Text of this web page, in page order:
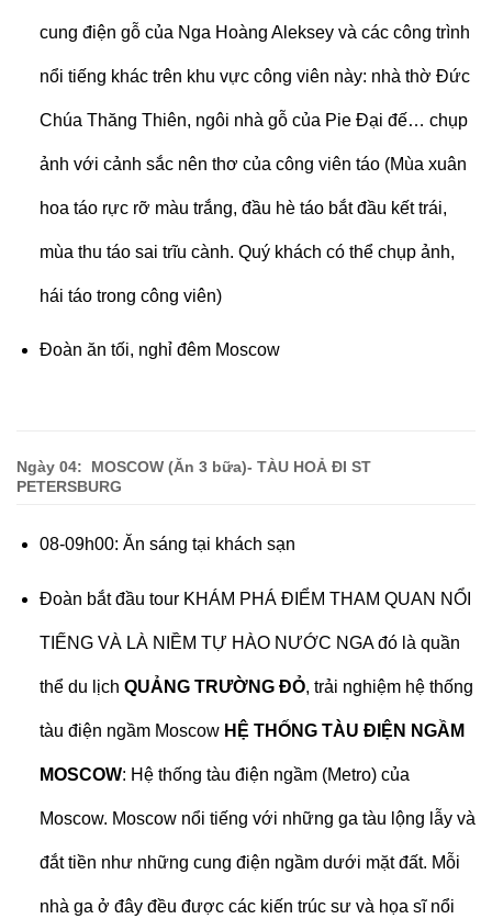
cung điện gỗ của Nga Hoàng Aleksey và các công trình
nổi tiếng khác trên khu vực công viên này: nhà thờ Đức
Chúa Thăng Thiên, ngôi nhà gỗ của Pie Đại đế… chụp
ảnh với cảnh sắc nên thơ của công viên táo (Mùa xuân
hoa táo rực rỡ màu trắng, đầu hè táo bắt đầu kết trái,
mùa thu táo sai trĩu cành. Quý khách có thể chụp ảnh,
hái táo trong công viên)
Đoàn ăn tối, nghỉ đêm Moscow
Ngày 04: MOSCOW (Ăn 3 bữa)- TÀU HOẢ ĐI ST
PETERSBURG
08-09h00: Ăn sáng tại khách sạn
Đoàn bắt đầu tour KHÁM PHÁ ĐIỂM THAM QUAN NỔI
TIẾNG VÀ LÀ NIỀM TỰ HÀO NƯỚC NGA đó là quần
thể du lịch QUẢNG TRƯỜNG ĐỎ, trải nghiệm hệ thống
tàu điện ngầm Moscow HỆ THỐNG TÀU ĐIỆN NGẦM
MOSCOW: Hệ thống tàu điện ngầm (Metro) của
Moscow. Moscow nổi tiếng với những ga tàu lộng lẫy và
đắt tiền như những cung điện ngầm dưới mặt đất. Mỗi
nhà ga ở đây đều được các kiến trúc sư và họa sĩ nổi